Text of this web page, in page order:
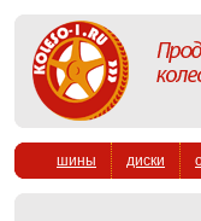
шины диски